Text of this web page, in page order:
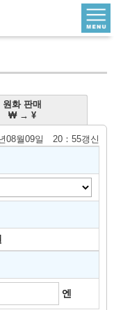
원화 판매
₩ → ¥
08월09일 20：55갱신
엔